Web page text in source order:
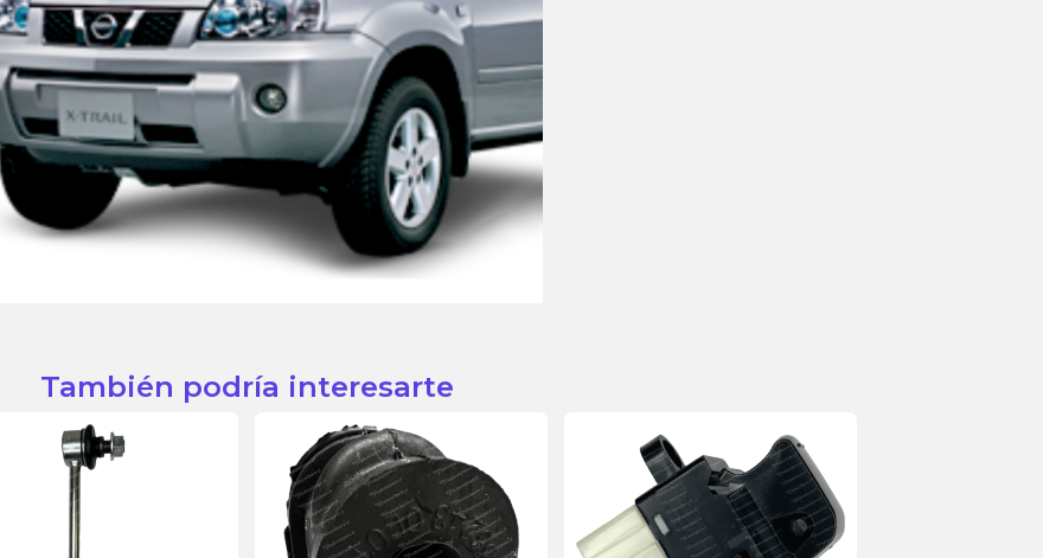
También podría interesarte